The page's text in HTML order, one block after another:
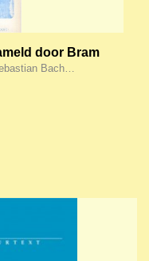
door Bram
Bach…